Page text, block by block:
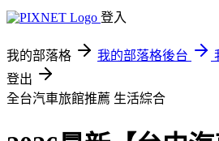
登入
我的部落格 我的部落格後台
登出
全台汽車旅館推薦 生活綜合